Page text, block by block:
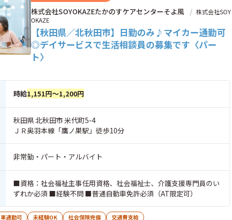
株式会社SOYOKAZEたかのすケアセンターそよ風
株式会社SOY
OKAZE
【秋田県／北秋田市】日勤のみ♪マイカー通勤可
◎デイサービスで生活相談員の募集です〈パー
ト〉
時給1,151円～1,200円
秋田県 北秋田市 米代町5-4
ＪＲ奥羽本線「鷹ノ巣駅」徒歩10分
非常勤・パート・アルバイト
■資格：社会福祉主事任用資格、社会福祉士、介護支援専門員のい
ずれか必須 ■経験不問 ■普通自動車免許必須（AT限定可）
車通勤可 未経験OK 社会保険完備 交通費支給